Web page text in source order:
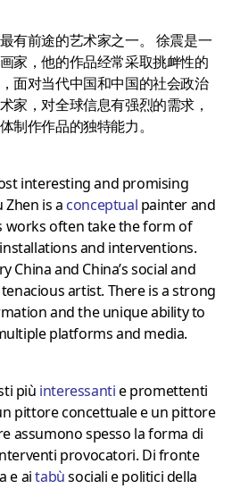
有前途的艺术家之一。 徐震是一
家，他的作品经常采取挑衅性的
面对当代中国和中国的社会政治
家，对全球信息有强烈的需求，
制作作品的独特能力。
interesting and promising
Zhen is a conceptual painter and
works often take the form of
and interventions.
China and China’s social and
artist. There is a strong
and the unique ability to
platforms and media.
più interessantie promettenti
pittore concettuale e un pittore
assumono spesso la forma di
provocatori. Di fronte
e aitabùsociali e politici della